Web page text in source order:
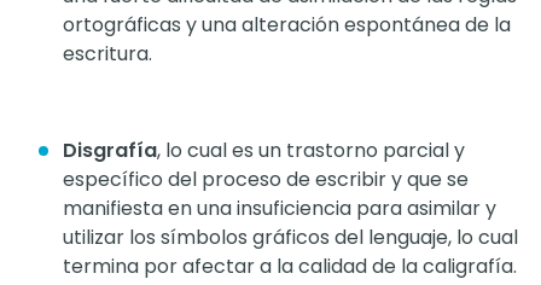
ortográficas y una alteración espontánea de la
escritura.
Disgrafía, lo cual es un trastorno parcial y
específico del proceso de escribir y que se
manifiesta en una insuficiencia para asimilar y
utilizar los símbolos gráficos del lenguaje, lo cual
termina por afectar a la calidad de la caligrafía.